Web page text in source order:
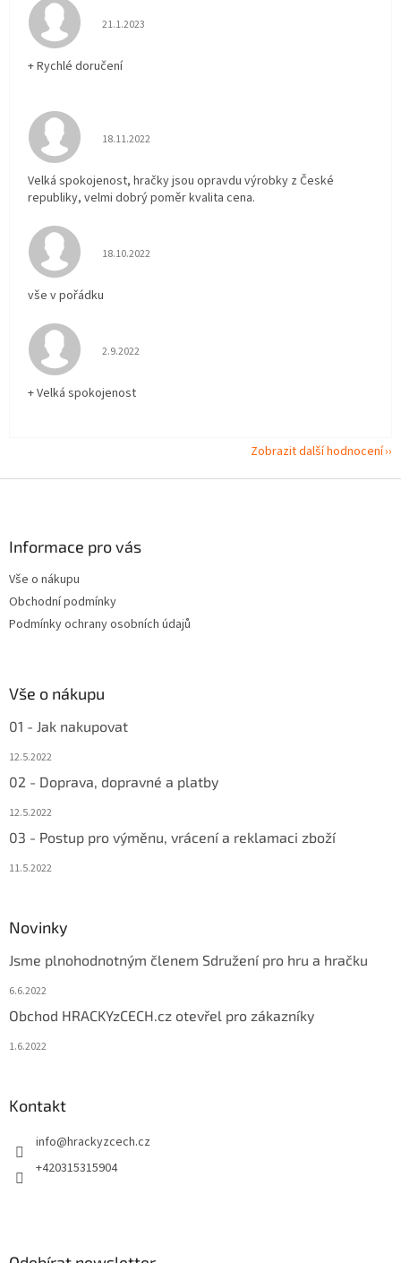
Hodnocení obchodu je 5 z 5 hvězdiček.
21.1.2023
+ Rychlé doručení
Hodnocení obchodu je 5 z 5 hvězdiček.
18.11.2022
Velká spokojenost, hračky jsou opravdu výrobky z České
republiky, velmi dobrý poměr kvalita cena.
Hodnocení obchodu je 5 z 5 hvězdiček.
18.10.2022
vše v pořádku
Hodnocení obchodu je 5 z 5 hvězdiček.
2.9.2022
+ Velká spokojenost
Zobrazit další hodnocení
Informace pro vás
Vše o nákupu
Obchodní podmínky
Podmínky ochrany osobních údajů
Vše o nákupu
01 - Jak nakupovat
12.5.2022
02 - Doprava, dopravné a platby
12.5.2022
03 - Postup pro výměnu, vrácení a reklamaci zboží
11.5.2022
Novinky
Jsme plnohodnotným členem Sdružení pro hru a hračku
6.6.2022
Obchod HRACKYzCECH.cz otevřel pro zákazníky
1.6.2022
Kontakt
info@hrackyzcech.cz
+420315315904